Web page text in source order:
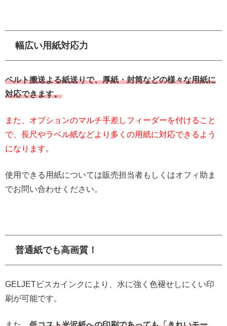
幅広い用紙対応力
ベルト搬送よる紙送りで、厚紙・封筒などの様々な用紙に
対応できます。
また、オプションのマルチ手差しフィーダーを付けること
で、長尺やラベル紙などより多くの用紙に対応できるよう
になります。
使用できる用紙については販売担当者もしくはオフィ助ま
でお問い合わせください。
普通紙でも高画質！
GELJETビスカインクにより、水に強く色褪せしにくい印
刷が可能です。